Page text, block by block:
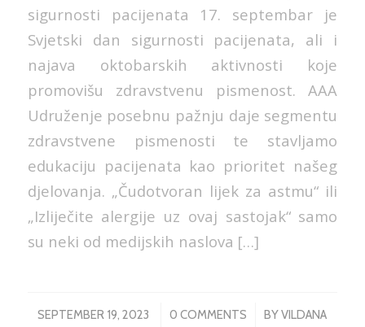
sigurnosti pacijenata 17. septembar je
Svjetski dan sigurnosti pacijenata, ali i
najava oktobarskih aktivnosti koje
promovišu zdravstvenu pismenost. AAA
Udruženje posebnu pažnju daje segmentu
zdravstvene pismenosti te stavljamo
edukaciju pacijenata kao prioritet našeg
djelovanja. „Čudotvoran lijek za astmu“ ili
„Izliječite alergije uz ovaj sastojak“ samo
su neki od medijskih naslova […]
SEPTEMBER 19, 2023
/ 0 COMMENTS
/ BYVILDANA